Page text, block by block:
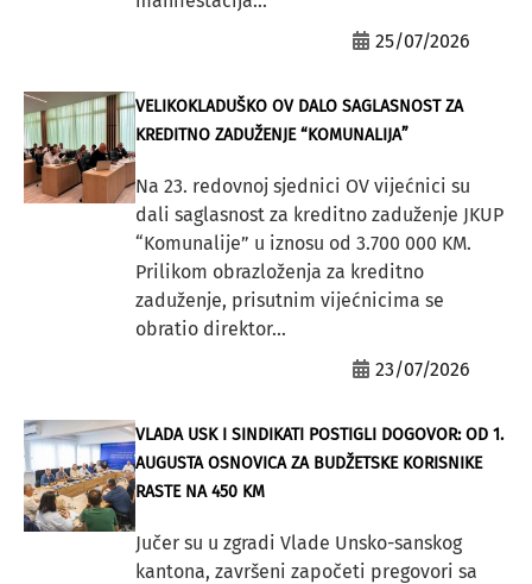
25/07/2026
VELIKOKLADUŠKO OV DALO SAGLASNOST ZA
KREDITNO ZADUŽENJE “KOMUNALIJA”
Na 23. redovnoj sjednici OV vijećnici su
dali saglasnost za kreditno zaduženje JKUP
“Komunalije” u iznosu od 3.700 000 KM.
Prilikom obrazloženja za kreditno
zaduženje, prisutnim vijećnicima se
obratio direktor...
23/07/2026
VLADA USK I SINDIKATI POSTIGLI DOGOVOR: OD 1.
AUGUSTA OSNOVICA ZA BUDŽETSKE KORISNIKE
RASTE NA 450 KM
Jučer su u zgradi Vlade Unsko-sanskog
kantona, završeni započeti pregovori sa